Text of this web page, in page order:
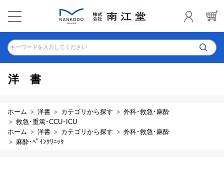
キーワードを入力してください
洋書
ホーム 洋書 カテゴリから探す
外科･救急･麻酔
救急･重篤･CCU･ICU
ホーム
洋書 カテゴリから探す
外科･救急･麻酔
麻酔･ﾍﾟｲﾝｸﾘﾆｯｸ